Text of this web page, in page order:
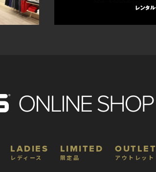
LADIES
レディース
LIMITED
限定品 アウトレッ